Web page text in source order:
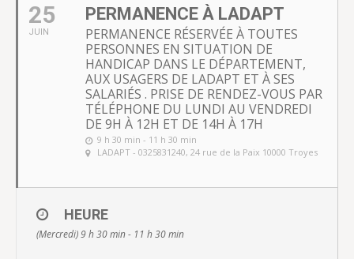
25
JUIN
PERMANENCE À LADAPT
PERMANENCE RÉSERVÉE À TOUTES
PERSONNES EN SITUATION DE
HANDICAP DANS LE DÉPARTEMENT,
AUX USAGERS DE LADAPT ET À SES
SALARIÉS . PRISE DE RENDEZ-VOUS PAR
TÉLÉPHONE DU LUNDI AU VENDREDI
DE 9H À 12H ET DE 14H À 17H
9 h 30 min - 11 h 30 min
LADAPT - 0325831240, 24 rue de la Paix 10000 Troyes
HEURE
(Mercredi) 9 h 30 min - 11 h 30 min